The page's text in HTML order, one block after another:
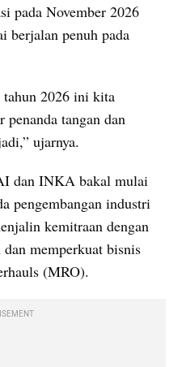
pada November 2026
berjalan penuh pada
tahun 2026 ini kita
penanda tangan dan
ujarnya.
dan INKA bakal mulai
pengembangan industri
kemitraan dengan
memperkuat bisnis
(MRO).